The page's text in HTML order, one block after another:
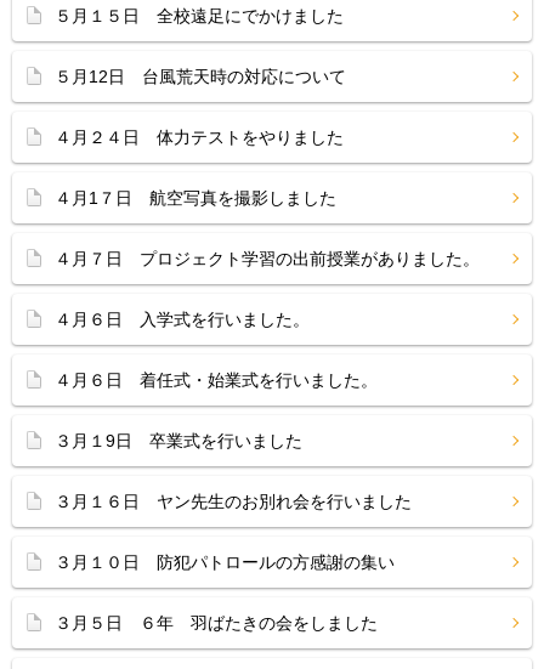
５月１５日 全校遠足にでかけました
５月12日 台風荒天時の対応について
４月２４日 体力テストをやりました
４月1７日 航空写真を撮影しました
４月７日 プロジェクト学習の出前授業がありました。
４月６日 入学式を行いました。
４月６日 着任式・始業式を行いました。
３月１9日 卒業式を行いました
３月１６日 ヤン先生のお別れ会を行いました
３月１０日 防犯パトロールの方感謝の集い
３月５日 ６年 羽ばたきの会をしました